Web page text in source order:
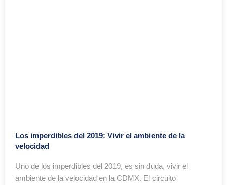
Los imperdibles del 2019: Vivir el ambiente de la
velocidad
Uno de los imperdibles del 2019, es sin duda, vivir el
ambiente de la velocidad en la CDMX. El circuito